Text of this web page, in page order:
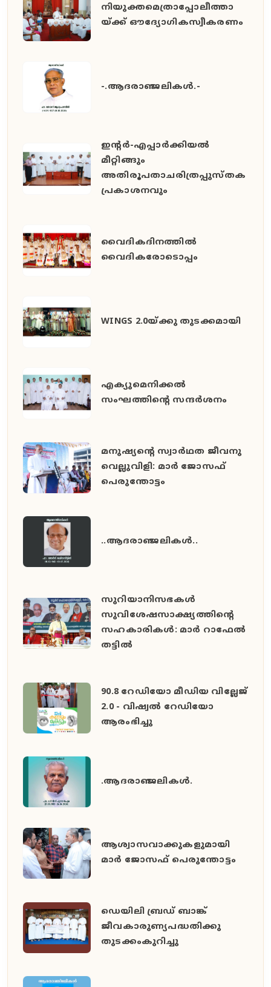
നിയുക്തമെത്രാപ്പോലീത്താ
യ്ക്ക് ഔദ്യോഗികസ്വീകരണം
-.ആദരാഞ്ജലികൾ.-
ഇൻ്റർ-എപ്പാർക്കിയൽ
മീറ്റിങ്ങും
അതിരൂപതാചരിത്രപ്പുസ്തക
പ്രകാശനവും
വൈദികദിനത്തിൽ
വൈദികരോടൊപ്പം
WINGS 2.0യ്ക്കു തുടക്കമായി
എക്യുമെനിക്കൽ
സംഘത്തിന്റെ സന്ദർശനം
മനുഷ്യൻ്റെ സ്വാർഥത ജീവനു
വെല്ലുവിളി: മാർ ജോസഫ്
പെരുന്തോട്ടം
..ആദരാഞ്ജലികൾ..
സുറിയാനിസഭകൾ
സുവിശേഷസാക്ഷ്യത്തിൻ്റെ
സഹകാരികൾ: മാർ റാഫേൽ
തട്ടിൽ
90.8 റേഡിയോ മീഡിയ വില്ലേജ്
2.0 - വിഷ്വൽ റേഡിയോ
ആരംഭിച്ചു
.ആദരാഞ്ജലികൾ.
ആശ്വാസവാക്കുകളുമായി
മാർ ജോസഫ് പെരുന്തോട്ടം
ഡെയിലി ബ്രഡ് ബാങ്ക്
ജീവകാരുണ്യപദ്ധതിക്കു
തുടക്കംകുറിച്ചു